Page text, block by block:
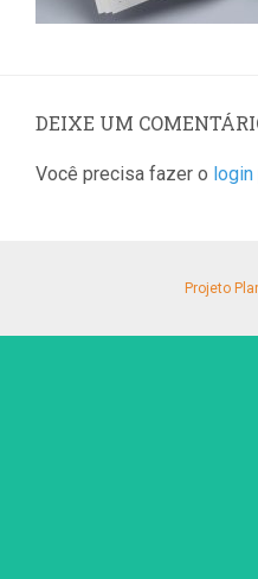
DEIXE UM
Você precisa fazer o login
Projeto